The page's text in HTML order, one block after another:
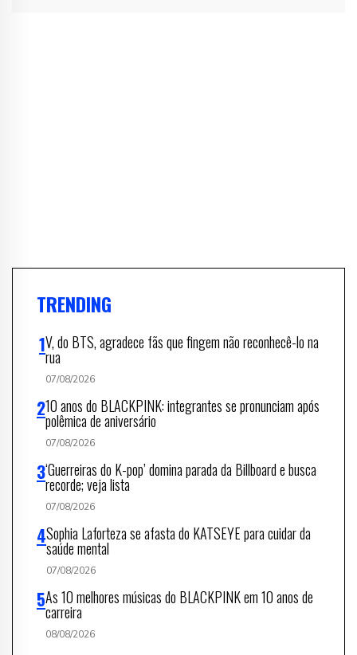
TRENDING
V, do BTS, agradece fãs que fingem não reconhecê-lo na
rua
07/08/2026
10 anos do BLACKPINK: integrantes se pronunciam após
polêmica de aniversário
07/08/2026
‘Guerreiras do K-pop’ domina parada da Billboard e busca
recorde; veja lista
07/08/2026
Sophia Laforteza se afasta do KATSEYE para cuidar da
saúde mental
07/08/2026
As 10 melhores músicas do BLACKPINK em 10 anos de
carreira
08/08/2026